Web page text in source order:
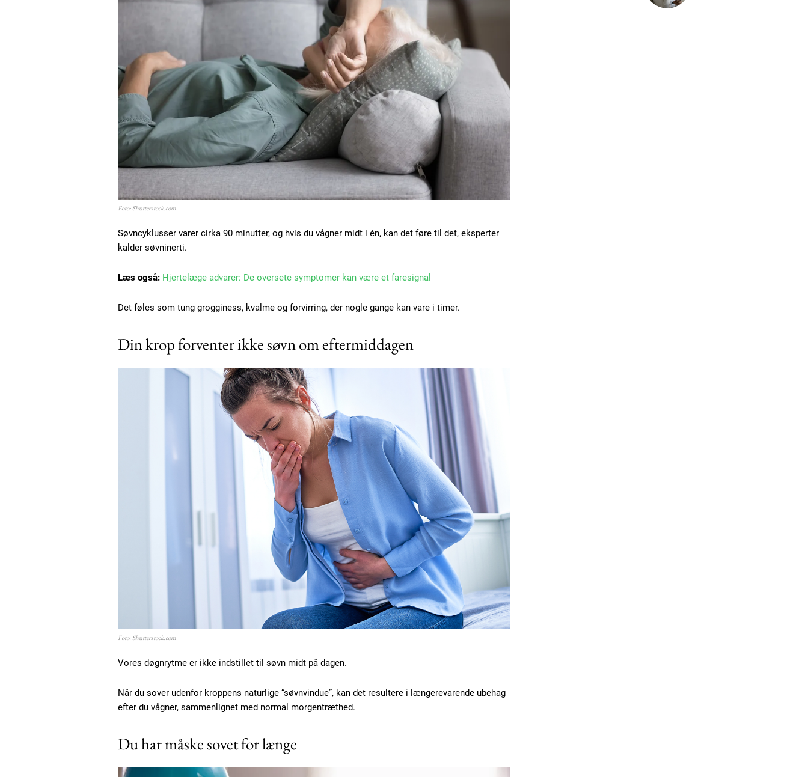
Subscription Plans
Free limited access
/ forever
Orci varius natoque dolor
Member full access
100
Etiam est nibh, lobortis sit
Praesent euismod ac
Ut mollis pellentesque tortor
Nullam eu erat condimentum
Donec quis est ac felis
YEARLY PRICING
Foto: Shutterstock.com
Søvncyklusser varer cirka 90 minutter, og hvis du vågner midt i én, kan det føre til det, eksperter
kalder søvninerti.
Læs også: Hjertelæge advarer: De oversete symptomer kan være et faresignal
Det føles som tung grogginess, kvalme og forvirring, der nogle gange kan vare i timer.
Din krop forventer ikke søvn om eftermiddagen
Foto: Shutterstock.com
Vores døgnrytme er ikke indstillet til søvn midt på dagen.
Når du sover udenfor kroppens naturlige “søvnvindue”, kan det resultere i længerevarende ubehag
efter du vågner, sammenlignet med normal morgentræthed.
Du har måske sovet for længe